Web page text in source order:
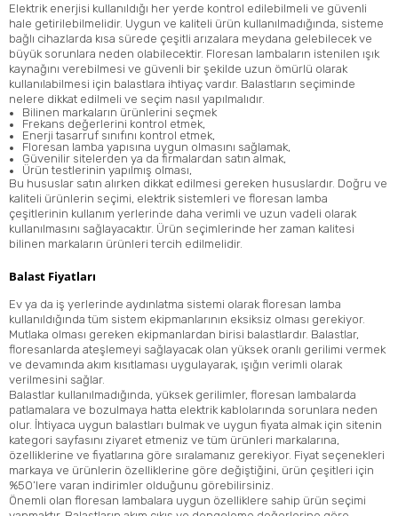
Elektrik enerjisi kullanıldığı her yerde kontrol edilebilmeli ve güvenli
hale getirilebilmelidir. Uygun ve kaliteli ürün kullanılmadığında, sisteme
bağlı cihazlarda kısa sürede çeşitli arızalara meydana gelebilecek ve
büyük sorunlara neden olabilecektir. Floresan lambaların istenilen ışık
kaynağını verebilmesi ve güvenli bir şekilde uzun ömürlü olarak
kullanılabilmesi için balastlara ihtiyaç vardır. Balastların seçiminde
nelere dikkat edilmeli ve seçim nasıl yapılmalıdır.
Bilinen markaların ürünlerini seçmek
Frekans değerlerini kontrol etmek,
Enerji tasarruf sınıfını kontrol etmek,
Floresan lamba yapısına uygun olmasını sağlamak,
Güvenilir sitelerden ya da firmalardan satın almak,
Ürün testlerinin yapılmış olması,
Bu hususlar satın alırken dikkat edilmesi gereken hususlardır. Doğru ve
kaliteli ürünlerin seçimi, elektrik sistemleri ve floresan lamba
çeşitlerinin kullanım yerlerinde daha verimli ve uzun vadeli olarak
kullanılmasını sağlayacaktır. Ürün seçimlerinde her zaman kalitesi
bilinen markaların ürünleri tercih edilmelidir.
Balast Fiyatları
Ev ya da iş yerlerinde aydınlatma sistemi olarak floresan lamba
kullanıldığında tüm sistem ekipmanlarının eksiksiz olması gerekiyor.
Mutlaka olması gereken ekipmanlardan birisi balastlardır. Balastlar,
floresanlarda ateşlemeyi sağlayacak olan yüksek oranlı gerilimi vermek
ve devamında akım kısıtlaması uygulayarak, ışığın verimli olarak
verilmesini sağlar.
Balastlar kullanılmadığında, yüksek gerilimler, floresan lambalarda
patlamalara ve bozulmaya hatta elektrik kablolarında sorunlara neden
olur. İhtiyaca uygun balastları bulmak ve uygun fiyata almak için sitenin
kategori sayfasını ziyaret etmeniz ve tüm ürünleri markalarına,
özelliklerine ve fiyatlarına göre sıralamanız gerekiyor. Fiyat seçenekleri
markaya ve ürünlerin özelliklerine göre değiştiğini, ürün çeşitleri için
%50’lere varan indirimler olduğunu görebilirsiniz.
Önemli olan floresan lambalara uygun özelliklere sahip ürün seçimi